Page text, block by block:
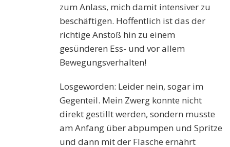
zum Anlass, mich damit intensiver zu
beschäftigen. Hoffentlich ist das der
richtige Anstoß hin zu einem
gesünderen Ess- und vor allem
Bewegungsverhalten!
Losgeworden: Leider nein, sogar im
Gegenteil. Mein Zwerg konnte nicht
direkt gestillt werden, sondern musste
am Anfang über abpumpen und Spritze
und dann mit der Flasche ernährt